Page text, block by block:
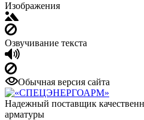
Изображения
Озвучивание текста
Обычная версия сайта
Надежный поставщик
арматуры